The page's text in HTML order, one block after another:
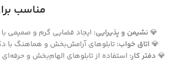
مناسب
💎 نشیمن و پذیرایی: ایجاد فضایی گرم و صمیمی
💎 اتاق خواب: تابلوهای آرامش‌بخش و هماهنگ با
💎 دفتر کار: استفاده از تابلوهای الهام‌بخش و